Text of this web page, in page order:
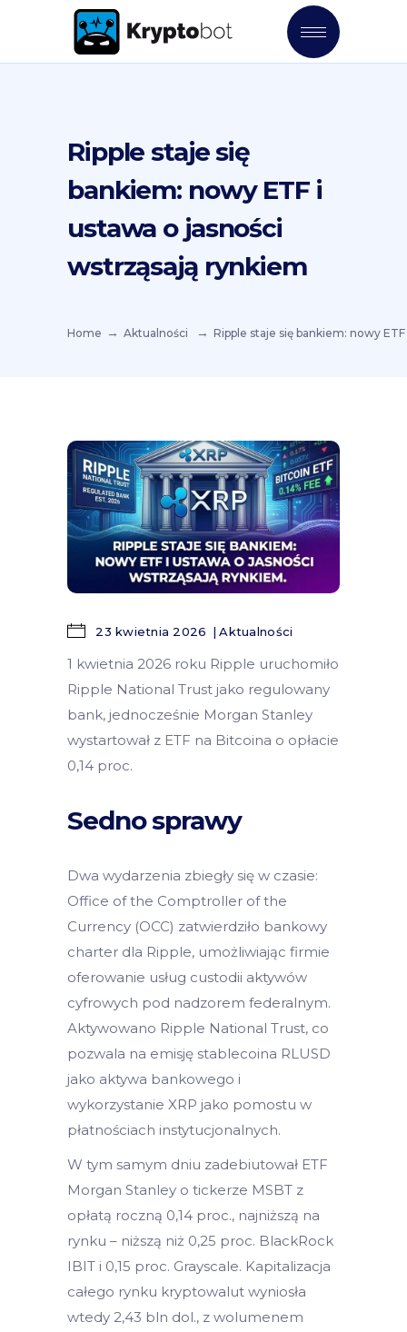
Ripple staje się
bankiem: nowy ETF i
ustawa o jasności
wstrząsają rynkiem
Home Aktualności Ripple staje się bankiem: nowy
23 kwietnia 2026 Aktualności
1 kwietnia 2026 roku Ripple uruchomiło
Ripple National Trust jako regulowany
bank, jednocześnie Morgan Stanley
wystartował z ETF na Bitcoina o opłacie
0,14 proc.
Sedno sprawy
Dwa wydarzenia zbiegły się w czasie:
Office of the Comptroller of the
Currency (OCC) zatwierdziło bankowy
charter dla Ripple, umożliwiając firmie
oferowanie usług custodii aktywów
cyfrowych pod nadzorem federalnym.
Aktywowano Ripple National Trust, co
pozwala na emisję stablecoina RLUSD
jako aktywa bankowego i
wykorzystanie XRP jako pomostu w
płatnościach instytucjonalnych.
W tym samym dniu zadebiutował ETF
Morgan Stanley o tickerze MSBT z
opłatą roczną 0,14 proc., najniższą na
rynku – niższą niż 0,25 proc. BlackRock
IBIT i 0,15 proc. Grayscale. Kapitalizacja
całego rynku kryptowalut wyniosła
wtedy 2,43 bln dol., z wolumenem